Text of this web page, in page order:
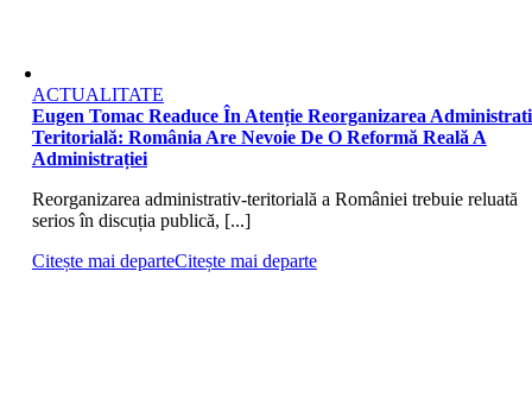
ACTUALITATE
Eugen Tomac Readuce În Atenție Reorganizarea
Teritorială: România Are Nevoie De O Reformă Reală A
Administrației
Reorganizarea administrativ-teritorială a României trebuie reluată
serios în discuția publică, [...]
Citește mai departeCitește mai departe